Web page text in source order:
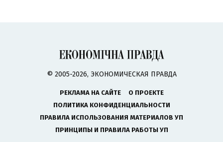
© 2005-2026, ЭКОНОМИЧЕСКАЯ ПРАВДА
РЕКЛАМА НА САЙТЕ
О ПРОЕКТЕ
ПОЛИТИКА КОНФИДЕНЦИАЛЬНОСТИ
ПРАВИЛА ИСПОЛЬЗОВАНИЯ МАТЕРИАЛОВ УП
ПРИНЦИПЫ И ПРАВИЛА РАБОТЫ УП